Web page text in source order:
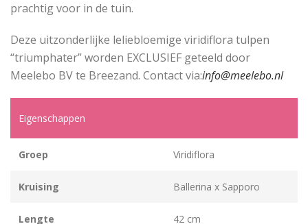
prachtig voor in de tuin.
Deze uitzonderlijke leliebloemige viridiflora tulpen
“triumphater” worden EXCLUSIEF geteeld door
Meelebo BV te Breezand. Contact via:info@meelebo.nl
Eigenschappen
Groep Viridiflora
Kruising Ballerina x Sapporo
Lengte 42 cm